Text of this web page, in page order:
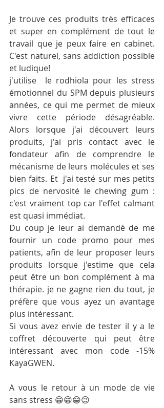
Je trouve ces produits très efficaces
et super en complément de tout le
travail que je peux faire en cabinet.
C'est naturel, sans addiction possible
et ludique!
j'utilise  le rodhiola pour les stress
émotionnel du SPM depuis plusieurs
années, ce qui me permet de mieux
vivre cette période désagréable.
Alors lorsque j'ai découvert leurs
produits, j'ai pris contact avec le
fondateur afin de comprendre le
mécanisme de leurs molécules et ses
bien faits. Et  j'ai testé sur mes petits
pics de nervosité le chewing gum :
c'est vraiment top car l'effet calmant
est quasi immédiat.
Du coup je leur ai demandé de me
fournir un code promo pour mes
patients, afin de leur proposer leurs
produits lorsque j'estime que cela
peut être un bon complément à ma
thérapie. je ne gagne rien du tout, je
préfère que vous ayez un avantage
plus intéressant.
Si vous avez envie de tester il y a le
coffret découverte qui peut être
intéressant avec mon code -15%
KayaGWEN.
A vous le retour à un mode de vie
sans stress 😁😁😁😉